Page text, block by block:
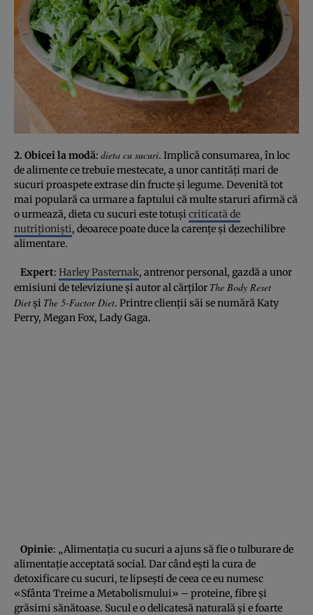
2. Obicei la modă: dieta cu sucuri. Implică consumarea, în loc
de alimente ce trebuie mestecate, a unor cantităţi mari de
sucuri proaspete extrase din fructe şi legume. Devenită tot
mai populară ca urmare a faptului că multe staruri afirmă că
o urmează, dieta cu sucuri este totuşi criticată de
nutriţionişti, deoarece poate duce la carenţe şi dezechilibre
alimentare.
Expert: Harley Pasternak, antrenor personal, gazdă a unor
emisiuni de televiziune şi autor al cărţilor The Body Reset
Dietşi The 5-Factor Diet. Printre clienţii săi se numără Katy
Perry, Megan Fox, Lady Gaga.
Opinie: „Alimentaţia cu sucuri a ajuns să fie o tulburare de
alimentaţie acceptată social. Dar când eşti la cura de
detoxificare cu sucuri, te lipseşti de ceea ce eu numesc
«Sfânta Treime a Metabolismului» – proteine, fibre şi
grăsimi sănătoase. Sucul e o delicatesă naturală şi e foarte